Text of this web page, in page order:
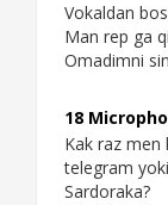
Vokaldan
Man rep ga
Omadimni
18
Kak raz
telegram
Sardoraka?